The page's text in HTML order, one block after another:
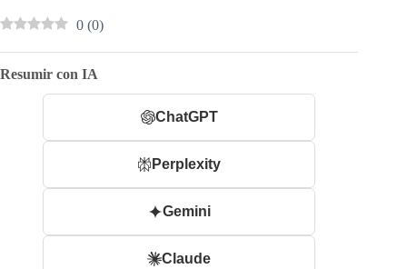
0 (0)
Resumir con IA
ChatGPT
Perplexity
Gemini
Claude